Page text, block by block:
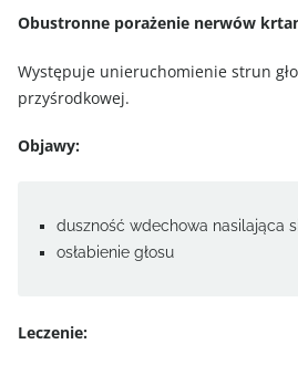
Obustronne porażenie nerwów
Występuje unieruchomienie strun
przyśrodkowej.
Objawy:
duszność wdechowa nasilająca
osłabienie głosu
Leczenie: